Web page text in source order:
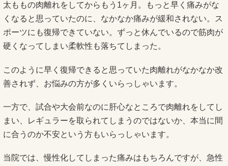
太ももの肉離れをしてからもう1ヶ月。もっと早く痛みがな
くなると思っていたのに、なかなか痛みが緩和されない。ス
ポーツにも復帰できていない。ずっと休んでいるので筋肉が
硬くなってしまい柔軟性も落ちてしまった。
このように早く復帰できると思っていた肉離れがなかなか改
善されず、お悩みの方が多くいらっしゃいます。
一方で、試合や大会前なのに肝心なところで肉離れをしてし
まい、レギュラーを取られてしまうのではないか、本当に間
に合うのか不安という方もいらっしゃいます。
当院では、慢性化してしまった痛みはもちろんですが、急性